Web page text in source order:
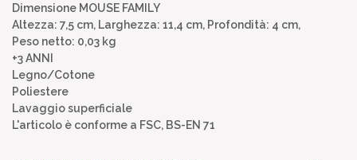
Dimensione MOUSE FAMILY
Altezza: 7,5 cm, Larghezza: 11,4 cm, Profondità: 4 cm,
Peso netto: 0,03 kg
+3 ANNI
Legno/Cotone
Poliestere
Lavaggio superficiale
L'articolo è conforme a FSC, BS-EN 71